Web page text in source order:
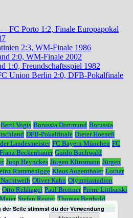
FC Porto 1:2, Finale Europapokal
2:3, WM-Finale 1986
2:0, WM-Finale 2002
1:0, Freundschaftsspiel 1982
Union Berlin 2:0, DFB-Pokalfinale
Berti Vogts Borussia Dortmund Borussia
DFB-Pokalfinale Dieter Hoeneß
Landesmeister FC Bayern München FC
Franz Beckenbauer Guido Buchwald
Jupp Heynckes Jürgen Klinsmann Jürgen
Rummenigge Klaus Augenthaler Lothar
Oliver Kahn Olympiastadion
Otto Rehhagel Paul Breitner Pierre Littbarski
Stefan Reuter Thomas Berthold
UEFA-Pokal Werder Bremen Wolfgang
Seite stimmst du der Verwendung